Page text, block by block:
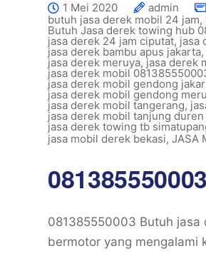
1 Mei 2020 admin
butuh jasa derek mobil 24 jam,
Butuh Jasa derek towing hub
jasa derek 24 jam ciputat, jasa
jasa derek bambu apus jakarta,
jasa derek meruya, jasa derek
jasa derek mobil
jasa derek mobil gendong
jasa derek mobil gendong
jasa derek mobil tangerang,
jasa derek mobil tanjung
jasa derek towing tb
jasa mobil derek bekasi, JASA
081385550003 Butuh jasa
bermotor yang mengalami